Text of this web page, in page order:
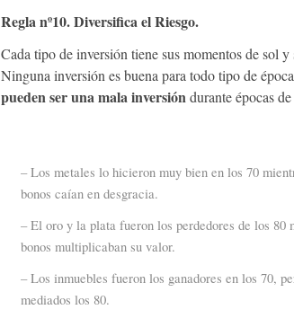
Regla nº10. Diversifica el Riesgo.
Cada tipo de inversión tiene sus momentos de sol y
Ninguna inversión es buena para todo tipo de
pueden ser una mala inversióndurante épocas
– Los metales lo hicieron muy bien en los 70
bonos caían en desgracia.
– El oro y la plata fueron los perdedores de los 80
bonos multiplicaban su valor.
– Los inmuebles fueron los ganadores en los 70,
mediados los 80.